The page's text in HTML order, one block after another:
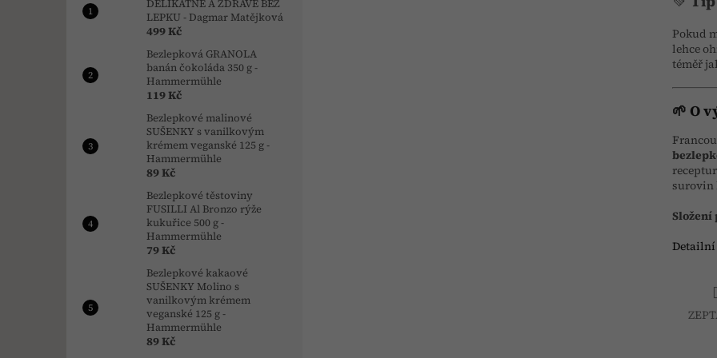
DELIKÁTNĚ A ZDRAVĚ BEZ
LEPKU - Dagmar Matějková
499 Kč
Bezlepková GRANOLA
banán čokoláda 350 g -
Hammermühle
119 Kč
Bezlepkové malinové
SUŠENKY s vanilkovým
krémem veganské 125 g -
Hammermühle
89 Kč
Bezlepkové těstoviny
FUSILLI Al Bronzo rýže
kukuřice 500 g -
Hammermühle
79 Kč
Bezlepkové kakaové
SUŠENKY Molino s
vanilkovým krémem
veganské 125 g -
Hammermühle
89 Kč
Pokud
lehce
téměř
🌱 O
surovin